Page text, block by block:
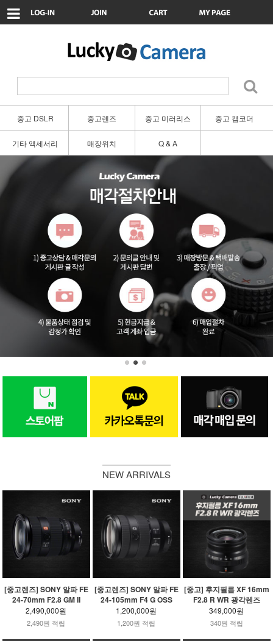
중고 DSLR 중고렌즈 중고 미러리스 중고 캠코더
기타 액세서리 매장위치 Q & A
NEW ARRIVALS
[중고렌즈] SONY 알파 FE
24-70mm F2.8 GM II
2,490,000원
2,490원 적립
[중고렌즈] SONY 알파 FE
24-105mm F4 G OSS
1,200,000원
1,200원 적립
[중고] 후지필름 XF 16mm
F2.8 R WR 광각렌즈
349,000원
340원 적립